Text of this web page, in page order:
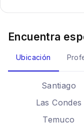
Encuentra
Ubicación
Santiago
Las Condes
Temuco